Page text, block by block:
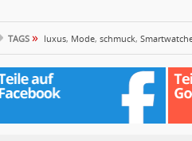
TAGS » luxus, Mode, schmuck,